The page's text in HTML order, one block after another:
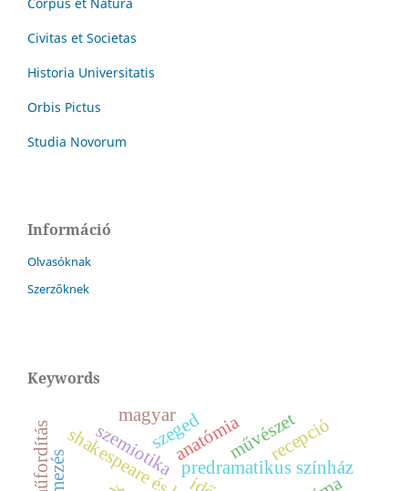
Corpus et Natura
Civitas et Societas
Historia Universitatis
Orbis Pictus
Studia Novorum
Információ
Olvasóknak
Szerzőknek
Keywords
szemiotika predramatikus színház
anatómiaművészet
szeged
műfordítás recepció
magyar